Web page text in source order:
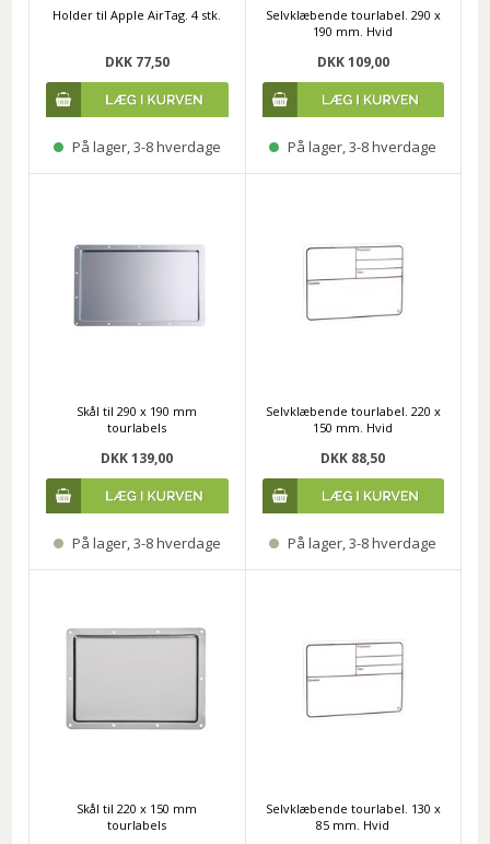
Holder til Apple AirTag. 4 stk.
DKK 77,50
På lager, 3-8 hverdage
Selvklæbende tourlabel. 290 x
190 mm. Hvid
DKK 109,00
På lager, 3-8 hverdage
Skål til 290 x 190 mm
tourlabels
DKK 139,00
På lager, 3-8 hverdage
Selvklæbende tourlabel. 220 x
150 mm. Hvid
DKK 88,50
På lager, 3-8 hverdage
Skål til 220 x 150 mm
tourlabels
Selvklæbende tourlabel. 130 x
85 mm. Hvid